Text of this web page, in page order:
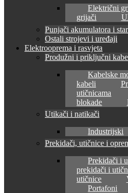
Električni
grijači
Punjači akumulatora i
Ostali strojevi i uređaji
Elektrooprema i rasvjeta
Produžni i priključni
Kabelske
kabeli
utičnicama
blokade
Utikači i natikači
Industrijski
Prekidači, utičnice i
Prekidači i
prekidači i
utičnice
Portafoni